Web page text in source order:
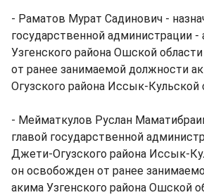
- Раматов Мурат Садинович -
государственной администрации
Узгенского района Ошской
от ранее занимаемой должности
Огузского района Иссык-Кульской
- Мейматкулов Руслан
главой государственной
Джети-Огузского района Иссык-
он освобожден от ранее
акима Узгенского района Ошской